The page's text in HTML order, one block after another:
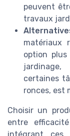
peuvent
travaux
matériaux
option
certaines
ronces, est
Choisir un
entre
intégrant ces